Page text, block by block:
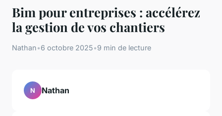
Bim pour entreprises : accélérez
la gestion de vos chantiers
Nathan•6 octobre 2025•9 min de lecture
N Nathan